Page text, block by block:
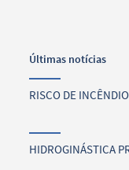
Últimas notícias
RISCO DE
HIDROGINÁSTICA